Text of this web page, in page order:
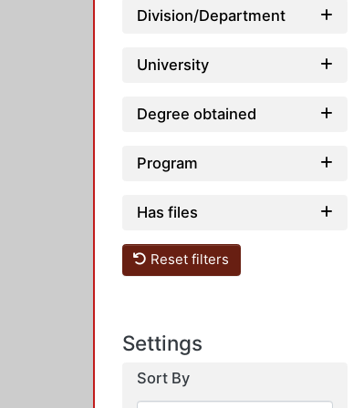
Division/Department
University
Degree obtained
Program
Has files
Reset filters
Settings
Sort By